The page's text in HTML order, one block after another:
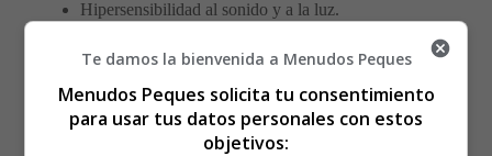
Hipersensibilidad al sonido y a la luz.
Habilidades sociales y cognitivas avanzadas, como
una gran capacidad para recordar rostros y nombres y
una habilidad excepcional para la música.
Problemas de comportamiento, como ansiedad, fobia
Te damos la bienvenida a Menudos Peques
Menudos Peques solicita tu consentimiento
para usar tus datos personales con estos
objetivos: